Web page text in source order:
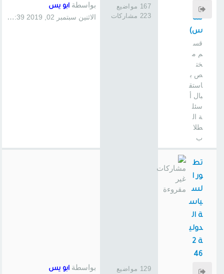
0
سا
س)
قس
م م
خت
ص ب
استق
بال أ
سئل
ة ال
طلا
ب
167 مواضيع
223 مشاركات
بواسطة ابو يس
الاثنين سبتمبر 02, 2019 1:39 pm
تط
ور ا
لس
ياس
ة ال
دولي
ة 2
46
سا
129 مواضيع
بواسطة ابو يس